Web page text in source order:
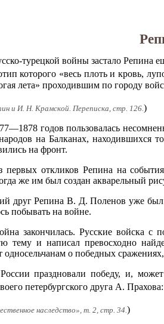
турецкой войны застало Репина
которого «весь плоть и кровь,
лета» проходившим по городу
и И. Н. Крамской. Переписка, стр. 126.)
годов пользовалась
на Балканах, находившихся
на фронт.
первых откликов Репина на
же им был создан акварельный
друг Репина В. Д. Поленов уже был
побывать на войне.
закончилась. Русские войска с
тему и написал превосходно
односельчанам о победных
праздновали победу, и,
петербургского друга А.
наследство», т. 2, стр. 34.)